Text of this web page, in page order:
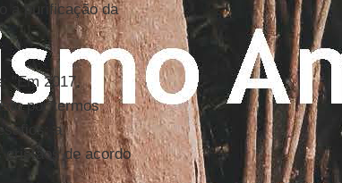
a purificação da
"Em 2017,
por termos
a
cristãos de acordo